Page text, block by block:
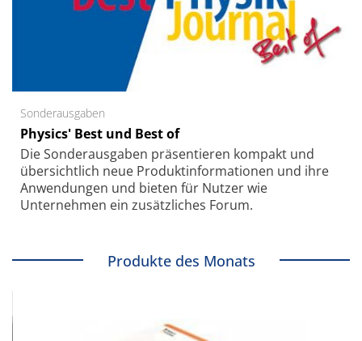
Sonderausgaben
Physics' Best und Best of
Die Sonder­ausgaben präsentieren kompakt und
übersichtlich neue Produkt­informationen und ihre
Anwendungen und bieten für Nutzer wie
Unternehmen ein zusätzliches Forum.
Produkte des Monats